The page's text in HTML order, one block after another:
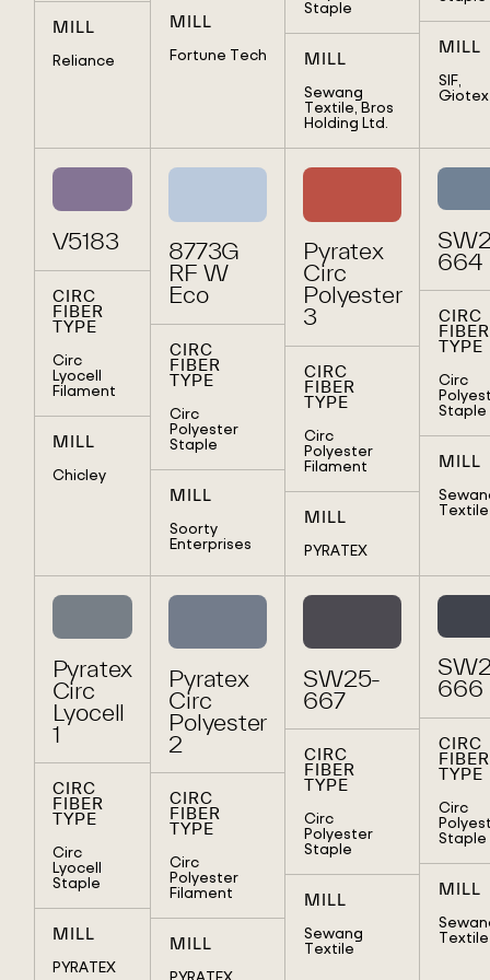
MILL
Reliance
MILL
Fortune Tech
Staple
MILL
Sewang
Textile, Bros
Holding Ltd.
MILL
SIF,
Giotex
V5183
CIRC
FIBER
TYPE
Circ
Lyocell
Filament
MILL
Chicley
8773G
RF W
Eco
CIRC
FIBER
TYPE
Circ
Polyester
Staple
MILL
Soorty
Enterprises
Pyratex
Circ
Polyester
3
CIRC
FIBER
TYPE
Circ
Polyester
Filament
MILL
PYRATEX
664
CIRC
FIBER
TYPE
Circ
Staple
MILL
Textile
Pyratex
Circ
Lyocell
1
CIRC
FIBER
TYPE
Circ
Lyocell
Staple
MILL
PYRATEX
Pyratex
Circ
Polyester
2
CIRC
FIBER
TYPE
Circ
Polyester
Filament
MILL
SW25-
667
CIRC
FIBER
TYPE
Circ
Polyester
Staple
MILL
Sewang
Textile
666
CIRC
FIBER
TYPE
Circ
Staple
MILL
Textile